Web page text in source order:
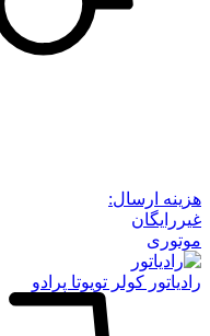
هزینه ارسال:
غیررایگان
موتوری
رادیاتور کولر تویوتا پرادو